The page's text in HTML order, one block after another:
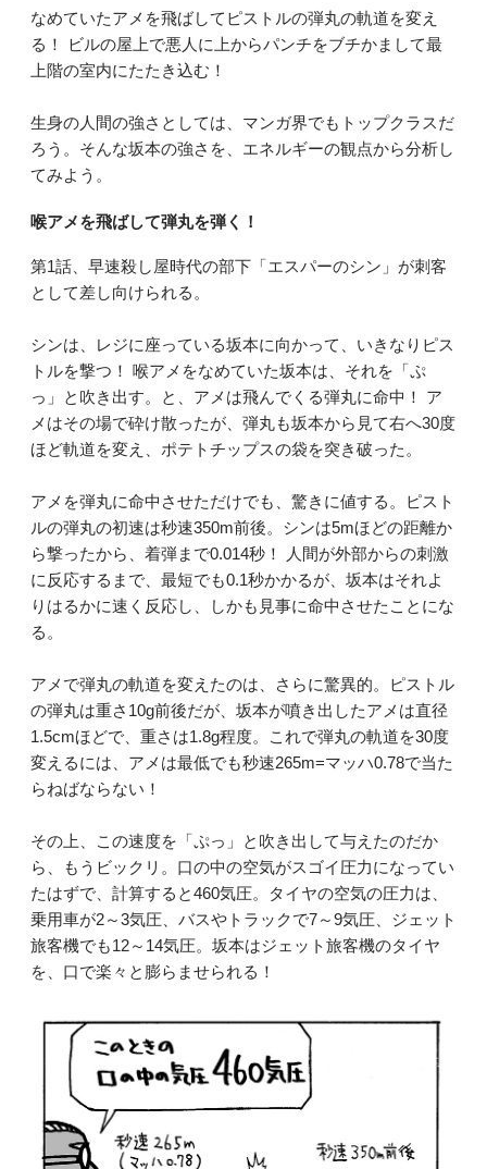
なめていたアメを飛ばしてピストルの弾丸の軌道を変え
る！ ビルの屋上で悪人に上からパンチをブチかまして最
上階の室内にたたき込む！
生身の人間の強さとしては、マンガ界でもトップクラスだ
ろう。そんな坂本の強さを、エネルギーの観点から分析し
てみよう。
喉アメを飛ばして弾丸を弾く！
第1話、早速殺し屋時代の部下「エスパーのシン」が刺客
として差し向けられる。
シンは、レジに座っている坂本に向かって、いきなりピス
トルを撃つ！ 喉アメをなめていた坂本は、それを「ぷ
っ」と吹き出す。と、アメは飛んでくる弾丸に命中！ ア
メはその場で砕け散ったが、弾丸も坂本から見て右へ30度
ほど軌道を変え、ポテトチップスの袋を突き破った。
アメを弾丸に命中させただけでも、驚きに値する。ピスト
ルの弾丸の初速は秒速350m前後。シンは5mほどの距離か
ら撃ったから、着弾まで0.014秒！ 人間が外部からの刺激
に反応するまで、最短でも0.1秒かかるが、坂本はそれよ
りはるかに速く反応し、しかも見事に命中させたことにな
る。
アメで弾丸の軌道を変えたのは、さらに驚異的。ピストル
の弾丸は重さ10g前後だが、坂本が噴き出したアメは直径
1.5cmほどで、重さは1.8g程度。これで弾丸の軌道を30度
変えるには、アメは最低でも秒速265m=マッハ0.78で当た
らねばならない！
その上、この速度を「ぷっ」と吹き出して与えたのだか
ら、もうビックリ。口の中の空気がスゴイ圧力になってい
たはずで、計算すると460気圧。タイヤの空気の圧力は、
乗用車が2～3気圧、バスやトラックで7～9気圧、ジェット
旅客機でも12～14気圧。坂本はジェット旅客機のタイヤ
を、口で楽々と膨らませられる！